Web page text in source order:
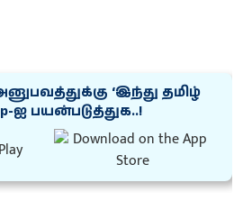
‘இந்து தமிழ்
ஐ பயன்படுத்துக..!